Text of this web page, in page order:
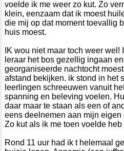
voelde ik me weer zo kut. Zo
klein, eenzaam dat ik moest
die mij op dat moment toevallig
huis moest.
IK wou niet maar toch weer
leraar het bos gezellig ingaan
georganiseerde nachtocht
afstand bekijken. ik stond in het
leerlingen schreeuwen vanuit
spanning en beleving voelen.
daar maar te staan als een of
eens deelnemen aan mijn
Zo kut als ik me toen voelde
Rond 11 uur had ik t helemaal